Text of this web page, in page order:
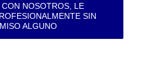
NOSOTROS, LE
SIN
ALGUNO